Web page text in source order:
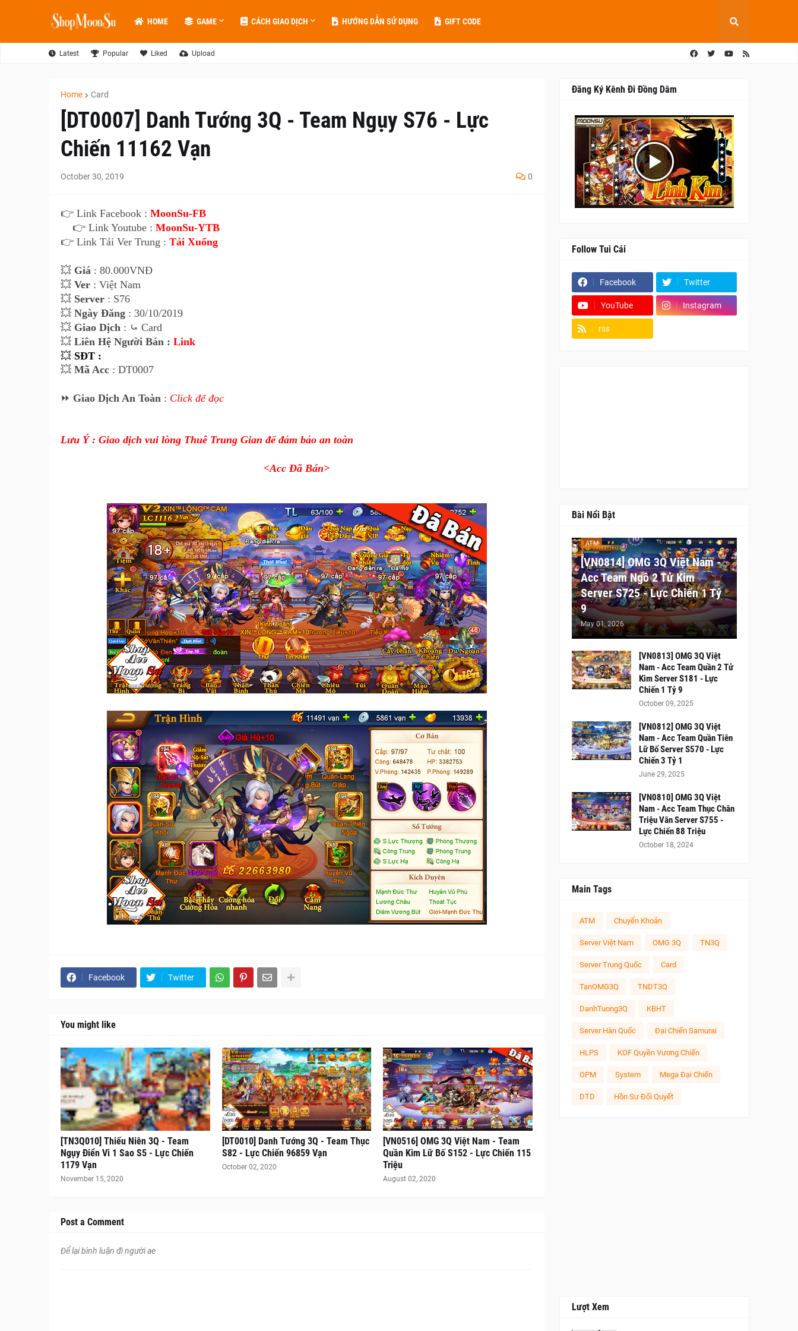
HOME GAME CÁCH GIAO DỊCH HƯỚNG DẪN SỬ DỤNG GIFT CODE
Latest Popular Liked Upload
Home Card
[DT0007] Danh Tướng 3Q - Team Ngụy S76 - Lực
Chiến 11162 Vạn
October 30, 2019 0
👉 Link Facebook : MoonSu-FB
👉 Link Youtube : MoonSu-YTB
👉 Link Tải Ver Trung : Tải Xuống
💥 Giá : 80.000VNĐ
💥 Ver : Việt Nam
💥 Server : S76
💥 Ngày Đăng : 30/10/2019
💥 Giao Dịch : ⤿ Card
💥 Liên Hệ Người Bán : Link
💥 SĐT :
💥 Mã Acc : DT0007
⏩ Giao Dịch An Toàn : Click để đọc
Lưu Ý : Giao dịch vui lòng Thuê Trung Gian để đảm bảo an toàn
<Acc Đã Bán>
Facebook Twitter
You might like
[TN3Q010] Thiếu Niên 3Q - Team
Ngụy Điển Vi 1 Sao S5 - Lực Chiến
1179 Vạn
November 15, 2020
[DT0010] Danh Tướng 3Q - Team Thục
S82 - Lực Chiến 96859 Vạn
October 02, 2020
[VN0516] OMG 3Q Việt Nam - Team
Quần Kim Lữ Bố S152 - Lực Chiến 115
Triệu
August 02, 2020
Post a Comment
Để lại bình luận đi người ae
Đăng Ký Kênh Đi Đồng Dâm
Follow Tui Cái
Facebook Twitter
YouTube Instagram
rss
Bài Nổi Bật
ATM
[VN0814] OMG 3Q Việt Nam -
Acc Team Ngô 2 Tử Kim
Server S725 - Lực Chiến 1 Tỷ
9
May 01, 2026
[VN0813] OMG 3Q Việt
Nam - Acc Team Quần 2 Tử
Kim Server S181 - Lực
Chiến 1 Tỷ 9
October 09, 2025
[VN0812] OMG 3Q Việt
Nam - Acc Team Quần Tiên
Lữ Bố Server S570 - Lực
Chiến 3 Tỷ 1
June 29, 2025
[VN0810] OMG 3Q Việt
Nam - Acc Team Thục Chân
Triệu Vân Server S755 -
Lực Chiến 88 Triệu
October 18, 2024
Main Tags
ATM Chuyển Khoản
Server Việt Nam OMG 3Q TN3Q
Server Trung Quốc Card
TanOMG3Q TNDT3Q
DanhTuong3Q KBHT
Server Hàn Quốc Đại Chiến Samurai
HLPS KOF Quyền Vương Chiến
OPM System Mega Đại Chiến
DTD Hồn Sư Đối Quyết
Lượt Xem